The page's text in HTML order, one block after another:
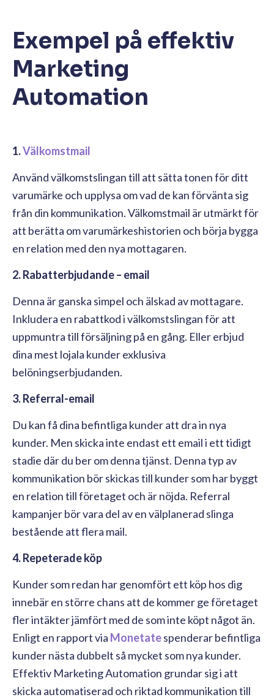
Exempel på effektiv
Marketing
Automation
1.Välkomstmail
Använd välkomstslingan till att sätta tonen för ditt
varumärke och upplysa om vad de kan förvänta sig
från din kommunikation. Välkomstmail är utmärkt för
att berätta om varumärkeshistorien och börja bygga
en relation med den nya mottagaren.
2. Rabatterbjudande – email
Denna är ganska simpel och älskad av mottagare.
Inkludera en rabattkod i välkomstslingan för att
uppmuntra till försäljning på en gång. Eller erbjud
dina mest lojala kunder exklusiva
belöningserbjudanden.
3. Referral-email
Du kan få dina befintliga kunder att dra in nya
kunder. Men skicka inte endast ett email i ett tidigt
stadie där du ber om denna tjänst. Denna typ av
kommunikation bör skickas till kunder som har byggt
en relation till företaget och är nöjda. Referral
kampanjer bör vara del av en välplanerad slinga
bestående att flera mail.
4. Repeterade köp
Kunder som redan har genomfört ett köp hos dig
innebär en större chans att de kommer ge företaget
fler intäkter jämfört med de som inte köpt något än.
Enligt en rapport via Monetatespenderar befintliga
kunder nästa dubbelt så mycket som nya kunder.
Effektiv Marketing Automation grundar sig i att
skicka automatiserad och riktad kommunikation till